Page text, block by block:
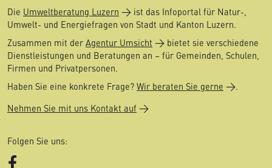
Die Umweltberatung Luzern
ist das Infoportal für Natur-,
Umwelt- und Energiefragen von Stadt und Kanton Luzern.
Zusammen mit der Agentur Umsicht
bietet sie verschiedene
Dienstleistungen und Beratungen an – für Gemeinden, Schulen,
Firmen und Privatpersonen.
Haben Sie eine konkrete Frage? Wir beraten Sie gerne
.
Nehmen Sie mit uns Kontakt auf
Folgen Sie uns: